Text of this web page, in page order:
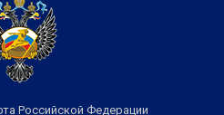
Российской Федерации